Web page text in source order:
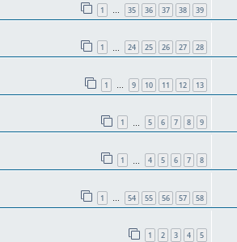
1 35 36 37 38 39
1 24 25 26 27 28
1 … 9 10 11 12 13
1 5 6 7 8 9
1 4 5 6 7 8
1 … 54 55 56 57 58
1 2 3 4 5